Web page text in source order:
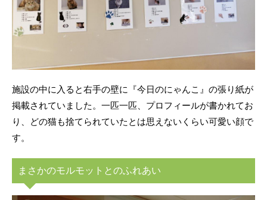
施設の中に入ると右手の壁に『今日のにゃんこ』の張り紙が
掲載されていました。一匹一匹、プロフィールが書かれてお
り、どの猫も捨てられていたとは思えないくらい可愛い顔で
す。
まさかのモルモットとのふれあい